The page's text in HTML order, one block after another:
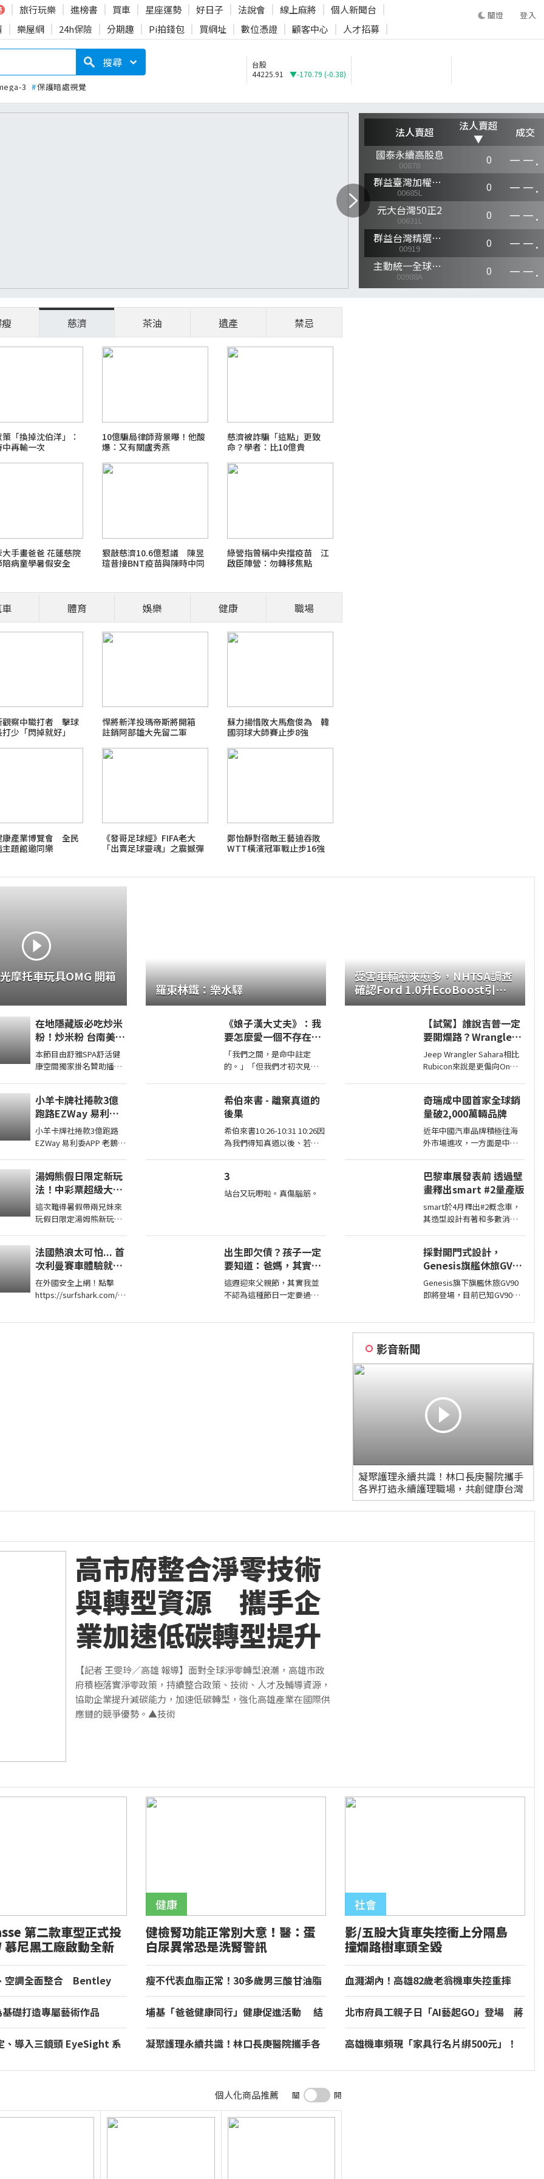
旅行玩樂 進榜書 買車 星座運勢 好日子 法說會 線上麻將
個人新聞台
樂屋網 24h保險 分期趣 Pi拍錢包 買網址 數位憑證 顧客中心 人才招募
登入
登入
搜尋
3 #保護暗處視覺
台股
44225.91
▼-170.79 (-0.38)
職場菜鳥生存
2026 FIFA世界盃足球賽
最新霸凌新聞事件！零容忍
慈濟 茶油 遺產 禁忌
「換掉沈伯洋」：
再輸一次
10億騙局律師背景曝！他酸
爆：又有關盧秀燕
慈濟被詐騙「這點」更致
命？學者：比10億貴
手畫爸爸 花蓮慈院
病童學暑假安全
狠敲慈濟10.6億惹議 陳昱
瑄昔接BNT疫苗與陳時中同
綠營指曾稱中央擋疫苗 江
啟臣陣營：勿轉移焦點
體育 娛樂 健康 職場
觀察中職打者 擊球
少「閃掉就好」
悍將新洋投瑪帝斯將開箱
註銷阿部雄大先留二軍
蘇力揚惜敗大馬詹俊為 韓
國羽球大師賽止步8強
康產業博覽會 全民
題館邀同樂
《發哥足球經》FIFA老大
「出賣足球靈魂」之震撼彈
鄭怡靜對宿敵王藝迪吞敗
WTT橫濱冠軍戰止步16強
托車玩具OMG 開箱
在地隱藏版必吃炒米
粉！炒米粉 台南美食
永康美食 街頭小吃
美食 美食推薦 旅遊
streetfood
本節目由舒雅SPA舒活健
康空間獨家掛名贊助播出
區育平五街79號
062985552 ...
小羊卡牌社捲款3億
跑路EZWay 易利委
APP 老鵝特搜1836
小羊卡牌社捲款3億跑路
EZWay 易利委APP 老鵝特
延長至8月14日 ...
湯姆熊假日限定新玩
法！中彩票超級大獎
原來這些機台彩票這
麼多！【Bobo TV】
這次難得暑假帶兩兄妹來
玩假日限定湯姆熊新玩法
得到超多彩票！ 我們的蹦
蹦 ...
法國熱浪太可怕... 首
次利曼賽車體驗就碰
到撞車！
在外國安全上網！點擊
https://surfshark.com/a
羅東林鐵：樂水驛
《娘子漢大丈夫》：我
要怎麼愛一個不存在的
人？
「我們之間，是命中註定
的。」「但我們才初次見
種感覺，你我之間的那種感
覺，現
希伯來書 - 離棄真道的
後果
希伯來書10:26-10:31 10:26因
為我們得知真道以後、若故
和那燒滅眾敵人的烈火
3
站台又玩嘢啦。真傷腦筋。
出生即欠債？孩子一定
要知道：爸媽，其實我
不欠你們
這週迎來父親節，其實我並
不認為這種節日一定要過，
受害車輛愈來愈多，NHTSA調查
確認Ford 1.0升EcoBoost引擎
正時皮帶會產生碎屑導致引擎鎖
【試駕】誰說吉普一定
要開爛路？Wrangler
Sahara開在平路一樣
順！
Jeep Wrangler Sahara相比
Rubicon來說是更偏向On
但這不表示Sahara的越野能
力就比較弱，絕大多數的越
野路面Sahara還是可以輕鬆
通過，但就跟標題講的一
奇瑞成中國首家全球銷
量破2,000萬輛品牌
近年中國汽車品牌積極往海
外市場進攻，一方面是中國
宣布全球累積銷量突破2,000
萬輛，也是第一家達此成績
的中國汽車品牌。
巴黎車展發表前 透過壁
畫釋出smart #2量產版
smart於4月釋出#2概念車，
其造型設計有著和多數消費
亮相，近日smart就透過壁畫
公布#2量產版樣貌。
採對開門式設計，
Genesis旗艦休旅GV90
即將現身
Genesis旗下旗艦休旅GV90
即將登場，目前已知GV90將
影音新聞
凝聚護理永續共識！林口長庚醫院攜手
各界打造永續護理職場，共創健康台灣
高市府整合淨零技術
與轉型資源 攜手企
業加速低碳轉型提升
國際競爭力
【記者 王雯玲／高雄 報導】面對全球淨零轉型浪潮，高雄市政
府積極落實淨零政策，持續整合政策、技術、人才及輔導資源，
協助企業提升減碳能力，加速低碳轉型，強化高雄產業在國際供
應鏈的競爭優勢。▲技術
第二款車型正式投
尼黑工廠啟動全新
空調全面整合 Bentley
礎打造專屬藝術作品
、導入三鏡頭 EyeSight 系
健檢腎功能正常別大意！醫：蛋
白尿異常恐是洗腎警訊
瘦不代表血脂正常！30多歲男三酸甘油脂
埔基「爸爸健康同行」健康促進活動 結
凝聚護理永續共識！林口長庚醫院攜手各
影/五股大貨車失控衝上分隔島
撞爛路樹車頭全毀
血濺湖內！高雄82歲老翁機車失控重摔
北市府員工親子日「AI藝起GO」登場 蔣
高雄機車頻現「家具行名片綁500元」！
個人化商品推薦 關 開